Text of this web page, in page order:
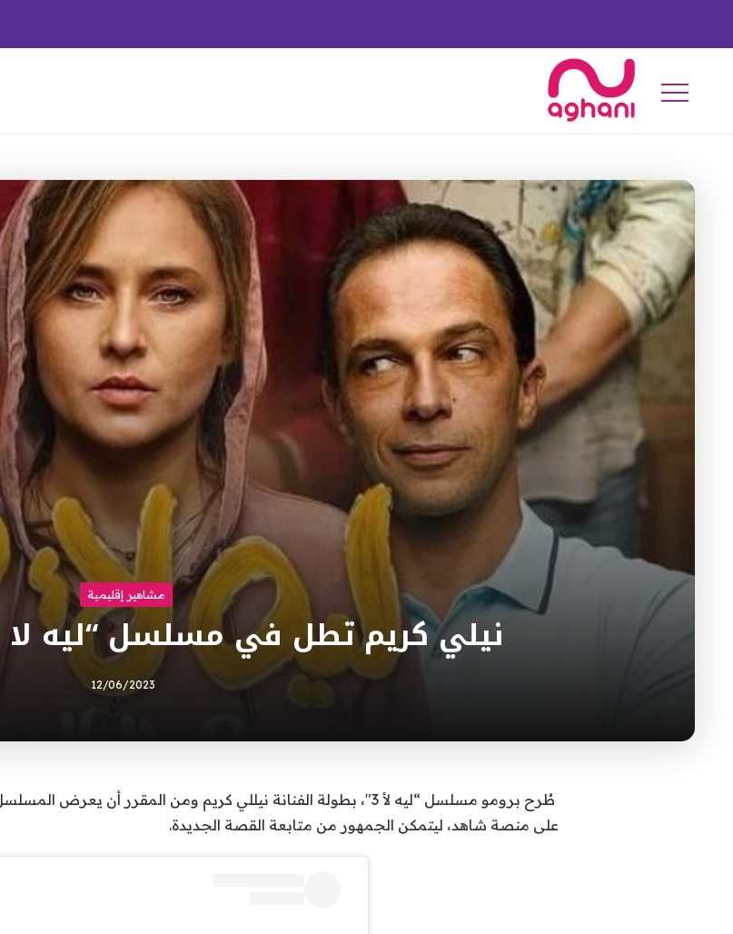
مشاهير إقليمية
نيلي كريم تطل في مسلسل “ليه لا 3” في هذا الموعد
12/06/2023
على منصة شاهد، ليتمكن الجمهور من متابعة القصة الجديدة.